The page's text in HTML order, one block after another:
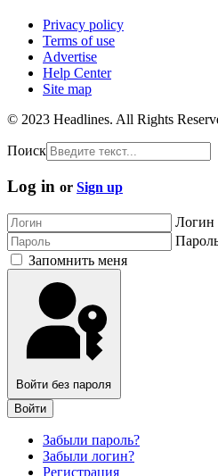
Privacy policy
Terms of use
Advertise
Help Center
Site map
© 2023 Headlines. All Rights
Поиск
Log in or Sign up
Логин
Запомнить меня
Войти без пароля
Войти
Забыли пароль?
Забыли логин?
Регистрация